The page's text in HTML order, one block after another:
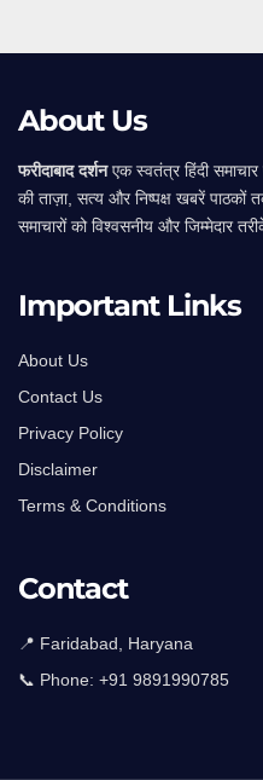
About Us
फरीदाबाद दर्शनएक स्वतंत्र हिंदी समाचार
की ताज़ा, सत्य और निष्पक्ष खबरें पाठकों
समाचारों को विश्वसनीय और जिम्मेदार
Important Links
About Us
Contact Us
Privacy Policy
Disclaimer
Terms & Conditions
Contact
📍 Faridabad, Haryana
📞 Phone: +91 9891990785